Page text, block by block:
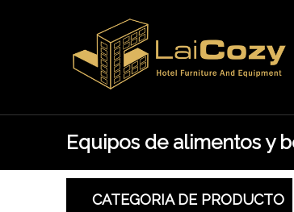
Equipos de alimentos y
CATEGORIA DE PRODUCTO